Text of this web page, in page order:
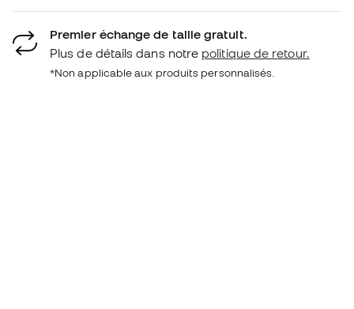
Premier échange de taille gratuit.
Plus de détails dans notre politique de retour.
*Non applicable aux produits personnalisés.